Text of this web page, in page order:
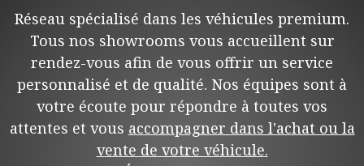
Réseau spécialisé dans les véhicules premium.
Tous nos showrooms vous accueillent sur
rendez-vous afin de vous offrir un service
personnalisé et de qualité. Nos équipes sont à
votre écoute pour répondre à toutes vos
attentes et vous accompagner dans l'achat ou la
vente de votre véhicule.